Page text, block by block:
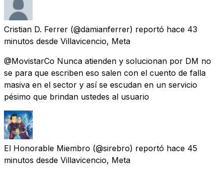
Cristian D. Ferrer (@damianferrer) reportó hace 43
minutos desde Villavicencio, Meta
@MovistarCo Nunca atienden y solucionan por DM no
se para que escriben eso salen con el cuento de falla
masiva en el sector y así se escudan en un servicio
pésimo que brindan ustedes al usuario
El Honorable Miembro (@sirebro) reportó hace 45
minutos desde Villavicencio, Meta